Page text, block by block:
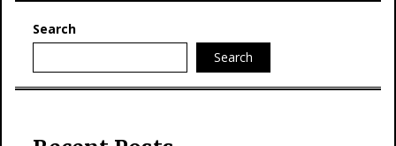
Search
Search